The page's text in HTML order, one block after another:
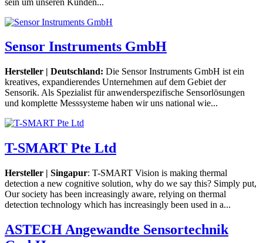
Sensor Instruments GmbH
Hersteller | Deutschland: Die Sensor Instruments GmbH ist ein
kreatives, expandierendes Unternehmen auf dem Gebiet der
Sensorik. Als Spezialist für anwenderspezifische Sensorlösungen
und komplette Messsysteme haben wir uns national wie...
T-SMART Pte Ltd
Hersteller | Singapur: T-SMART Vision is making thermal
detection a new cognitive solution, why do we say this? Simply put,
Our society has been increasingly aware, relying on thermal
detection technology which has increasingly been used in a...
ASTECH Angewandte Sensortechnik